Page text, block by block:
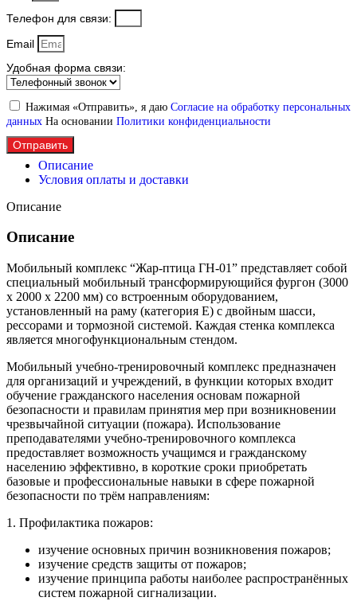
Телефон для связи:
Email
Удобная форма связи:
Нажимая «Отправить», я даю Согласие на обработку персональных
данных На основании Политики конфиденциальности
Отправить
Описание
Условия оплаты и доставки
Описание
Описание
Мобильный комплекс “Жар-птица ГН-01” представляет собой
специальный мобильный трансформирующийся фургон (3000
х 2000 х 2200 мм) со встроенным оборудованием,
установленный на раму (категория Е) с двойным шасси,
рессорами и тормозной системой. Каждая стенка комплекса
является многофункциональным стендом.
Мобильный учебно-тренировочный комплекс предназначен
для организаций и учреждений, в функции которых входит
обучение гражданского населения основам пожарной
безопасности и правилам принятия мер при возникновении
чрезвычайной ситуации (пожара). Использование
преподавателями учебно-тренировочного комплекса
предоставляет возможность учащимся и гражданскому
населению эффективно, в короткие сроки приобретать
базовые и профессиональные навыки в сфере пожарной
безопасности по трём направлениям:
1. Профилактика пожаров:
изучение основных причин возникновения пожаров;
изучение средств защиты от пожаров;
изучение принципа работы наиболее распространённых
систем пожарной сигнализации.